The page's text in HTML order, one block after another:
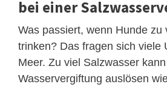
bei einer
Was passiert, wenn Hunde zu
trinken? Das fragen sich viele
Meer. Zu viel Salzwasser
Wasservergiftung auslösen